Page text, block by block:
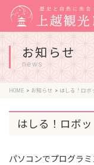
お知らせ
news
HOME お知らせ はしる！ロボ
はしる！ロボ
パソコンでプログラ